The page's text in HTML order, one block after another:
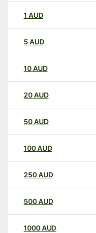
1 AUD
5 AUD
10AUD
20AUD
50AUD
100AUD
250AUD
500AUD
1000AUD